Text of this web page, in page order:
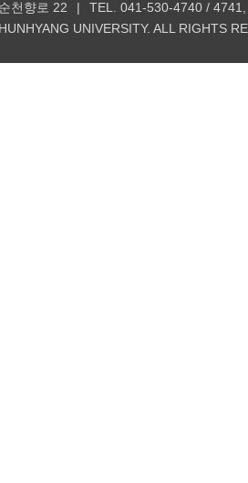
천향로 22
TEL. 041-530-4740 /
UNIVERSITY. ALL RIGHTS